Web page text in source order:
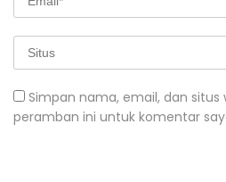
Simpan nama, email, dan situs
peramban ini untuk komentar